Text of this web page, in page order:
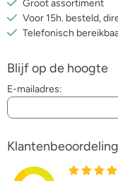
Groot assortiment
Voor 15h. besteld,
Telefonisch
Blijf op de hoogte
E-mailadres:
Klantenbeoordeling